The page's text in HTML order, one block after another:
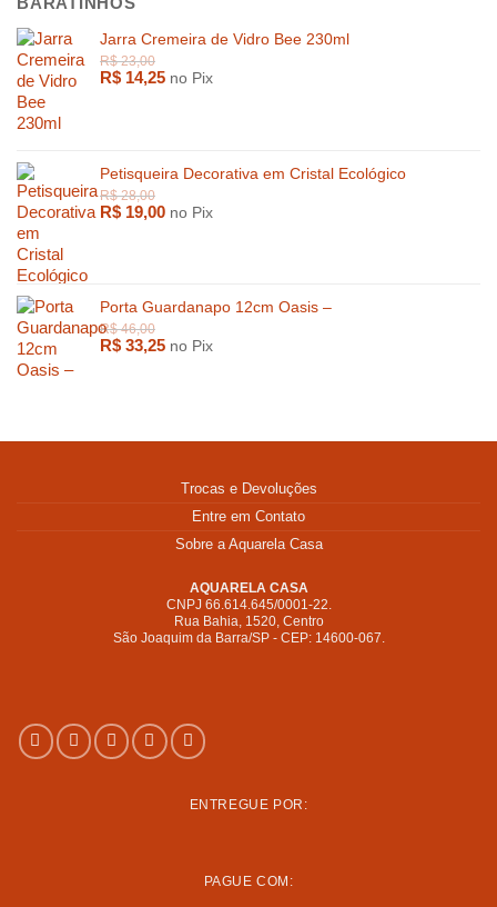
Jarra Cremeira de Vidro Bee 230ml
R$ 14,25 no Pix
Petisqueira Decorativa em Cristal Ecológico
R$ 19,00 no Pix
Porta Guardanapo 12cm Oasis –
R$ 33,25 no Pix
Trocas e Devoluções
Entre em Contato
Sobre a Aquarela Casa
AQUARELA CASA
CNPJ 66.614.645/0001-22.
Rua Bahia, 1520, Centro
São Joaquim da Barra/SP - CEP: 14600-067.
ENTREGUE POR:
PAGUE COM: